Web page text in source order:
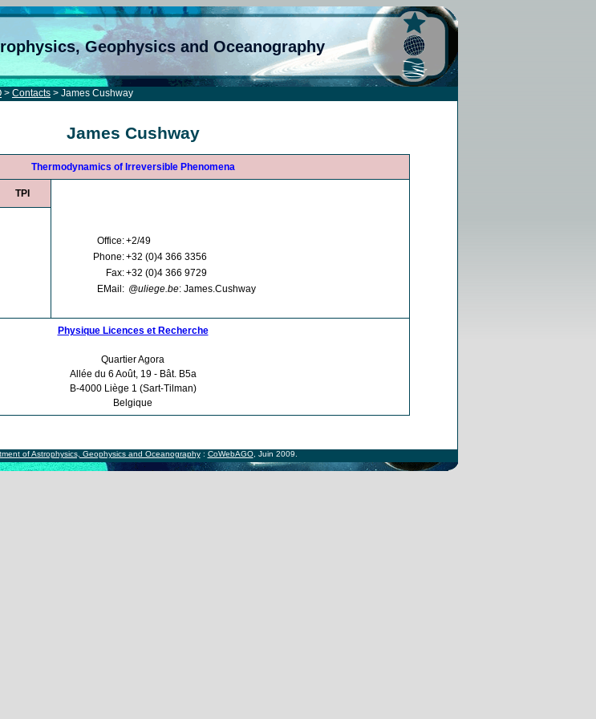
Geophysics and Oceanography
> Contacts > James Cushway
James Cushway
Thermodynamics of Irreversible Phenomena
TPI
Office:+2/49
Phone:+32 (0)4 366 3356
Fax:+32 (0)4 366 9729
EMail: @uliege.be: James.Cushway
Physique Licences et Recherche
Quartier Agora
Allée du 6 Août, 19 - Bât. B5a
B-4000 Liège 1 (Sart-Tilman)
Belgique
of Astrophysics, Geophysics and Oceanography: CoWebAGO, Juin 2009.